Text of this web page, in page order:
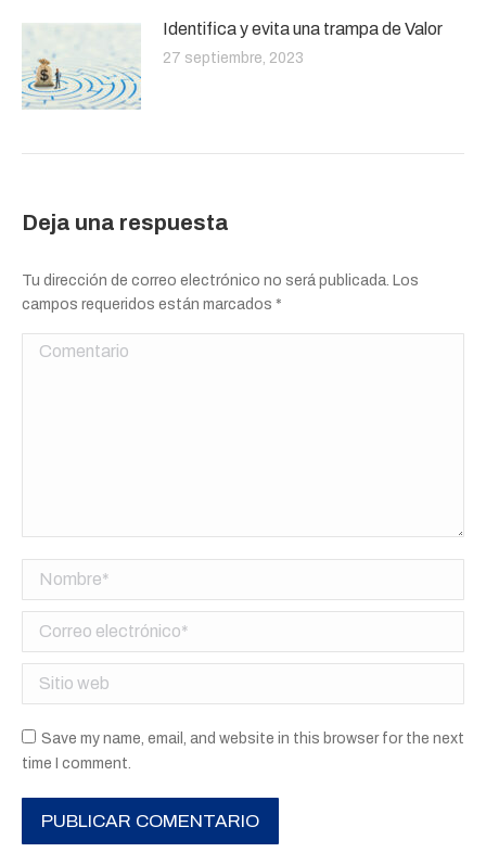
Identifica y evita una trampa de Valor
27 septiembre, 2023
Deja una respuesta
Tu dirección de correo electrónico no será publicada. Los
campos requeridos están marcados *
Comentario
Nombre *
Correo electrónico *
Sitio web
Save my name, email, and website in this browser for the next
time I comment.
PUBLICAR COMENTARIO